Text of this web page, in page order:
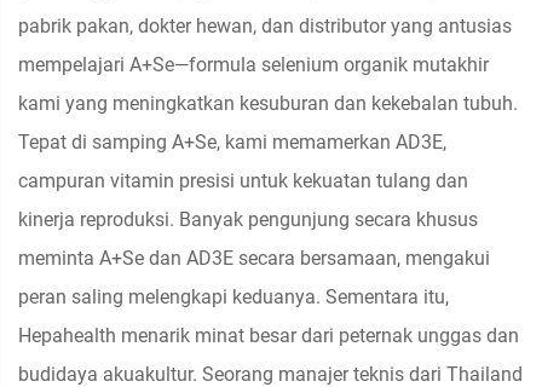
pabrik pakan, dokter hewan, dan distributor yang antusias
mempelajari A+Se—formula selenium organik mutakhir
kami yang meningkatkan kesuburan dan kekebalan tubuh.
Tepat di samping A+Se, kami memamerkan AD3E,
campuran vitamin presisi untuk kekuatan tulang dan
kinerja reproduksi. Banyak pengunjung secara khusus
meminta A+Se dan AD3E secara bersamaan, mengakui
peran saling melengkapi keduanya. Sementara itu,
Hepahealth menarik minat besar dari peternak unggas dan
budidaya akuakultur. Seorang manajer teknis dari Thailand